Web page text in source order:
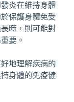
炎在維持身體
保護身體免受
時，則可能對
要。
地理解疾病的
身體的免疫健